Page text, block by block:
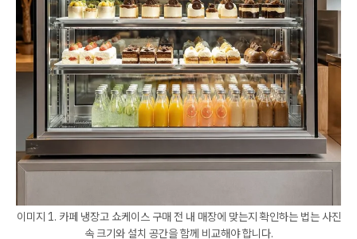
이미지 1. 카페 냉장고 쇼케이스 구매 전 내 매장에 맞는지 확인하는 법는 사진
속 크기와 설치 공간을 함께 비교해야 합니다.